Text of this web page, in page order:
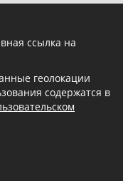
ссылка на
геолокации
содержатся в